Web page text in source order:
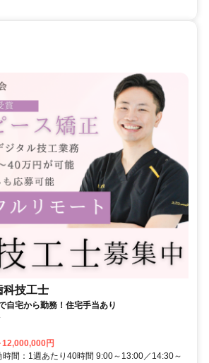
科技工士
自宅から勤務！住宅手当あり
円
時間：1週あたり40時間 9:00～13:00／14:30～